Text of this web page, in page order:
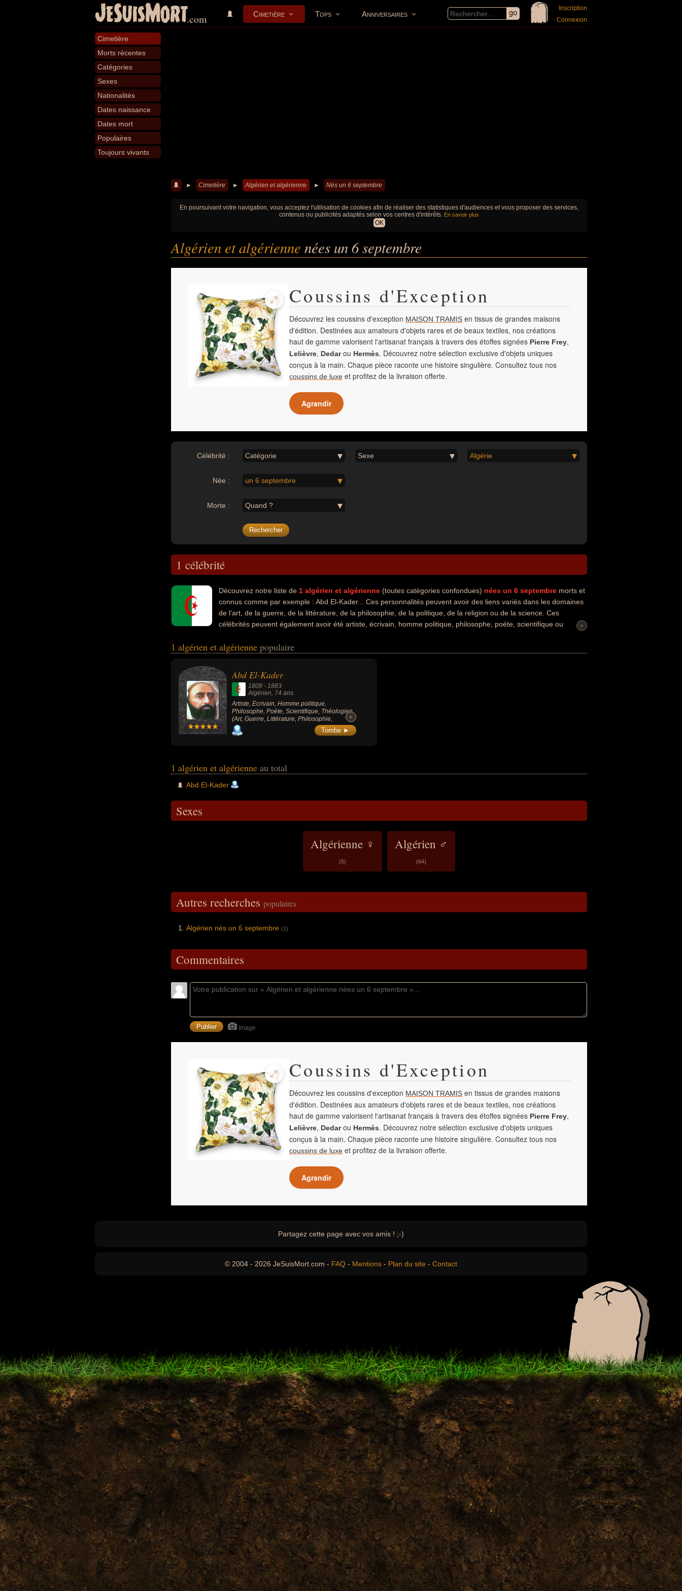
JeSuisMort.com Cimetière Tops Anniversaires
Inscription
Connexion
Cimetière
Morts récentes
Catégories
Sexes
Nationalités
Dates naissance
Dates mort
Populaires
Toujours vivants
► Cimetière ► Algérien et algérienne ► Nés un 6 septembre
En poursuivant votre navigation, vous acceptez l'utilisation de cookies afin de réaliser des statistiques d'audiences et vous proposer des services,
contenus ou publicités adaptés selon vos centres d'intérêts. En savoir plus
OK
Algérien et algérienne nées un 6 septembre
Coussins d'Exception
Découvrez les coussins d'exception MAISON TRAMIS en tissus de grandes maisons
d'édition. Destinées aux amateurs d'objets rares et de beaux textiles, nos créations
haut de gamme valorisent l'artisanat français à travers des étoffes signées Pierre Frey,
Lelièvre, Dedarou Hermès. Découvrez notre sélection exclusive d'objets uniques
conçus à la main. Chaque pièce raconte une histoire singulière. Consultez tous nos
coussins de luxe et profitez de la livraison offerte.
Agrandir
Célébrité : Catégorie Sexe Algérie
Née : un 6 septembre
Morte : Quand ?
1 célébrité
Découvrez notre liste de 1 algérien et algérienne (toutes catégories confondues) nées un 6 septembre morts et
connus comme par exemple : Abd El-Kader... Ces personnalités peuvent avoir des liens variés dans les domaines
de l'art, de la guerre, de la littérature, de la philosophie, de la politique, de la religion ou de la science. Ces
célébrités peuvent également avoir été artiste, écrivain, homme politique, philosophe, poète, scientifique ou
+
1 algérien et algérienne populaire
Abd El-Kader
1808 - 1883
Algérien, 74 ans
Artiste, Écrivain, Homme politique,
Philosophe, Poète, Scientifique, Théologien
(Art, Guerre, Littérature, Philosophie,
Politique, Religion, Science).
+
+
Tombe ►
1 algérien et algérienne au total
Abd El-Kader
Sexes
Algérienne ♀
(5)
Algérien ♂
(64)
Autres recherches populaires
Algérien nés un 6 septembre (1)
Commentaires
Image
Coussins d'Exception
Découvrez les coussins d'exception MAISON TRAMIS en tissus de grandes maisons
d'édition. Destinées aux amateurs d'objets rares et de beaux textiles, nos créations
haut de gamme valorisent l'artisanat français à travers des étoffes signées Pierre Frey,
Lelièvre, Dedarou Hermès. Découvrez notre sélection exclusive d'objets uniques
conçus à la main. Chaque pièce raconte une histoire singulière. Consultez tous nos
coussins de luxe et profitez de la livraison offerte.
Agrandir
Partagez cette page avec vos amis ! ;-)
© 2004 - 2026 JeSuisMort.com - FAQ - Mentions - Plan du site - Contact